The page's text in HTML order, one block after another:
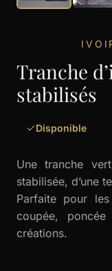
Tranche
stabilisés
Disponible
Une tranche
stabilisée, d’une
Parfaite pour
coupée,
créations.